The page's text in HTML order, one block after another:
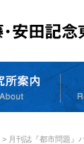
> 月刊誌『都市問題』